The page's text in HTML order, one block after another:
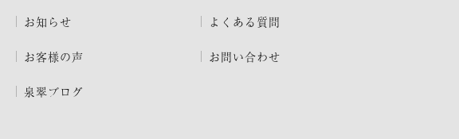
お知らせ
お客様の声
泉翠ブログ
よくある質問
お問い合わせ